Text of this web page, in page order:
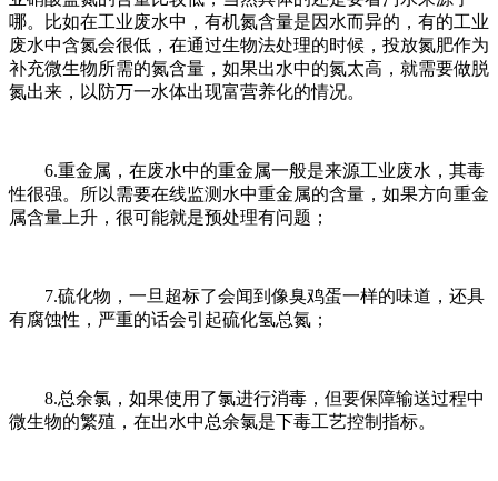
哪。比如在工业废水中，有机氮含量是因水而异的，有的工业
废水中含氮会很低，在通过生物法处理的时候，投放氮肥作为
补充微生物所需的氮含量，如果出水中的氮太高，就需要做脱
氮出来，以防万一水体出现富营养化的情况。
6.重金属，在废水中的重金属一般是来源工业废水，其毒
性很强。所以需要在线监测水中重金属的含量，如果方向重金
属含量上升，很可能就是预处理有问题；
7.硫化物，一旦超标了会闻到像臭鸡蛋一样的味道，还具
有腐蚀性，严重的话会引起硫化氢总氮；
8.总余氯，如果使用了氯进行消毒，但要保障输送过程中
微生物的繁殖，在出水中总余氯是下毒工艺控制指标。